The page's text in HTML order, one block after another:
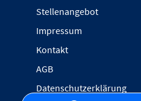
Stellenangebot
Impressum
Kontakt
AGB
Datenschutzerklärung